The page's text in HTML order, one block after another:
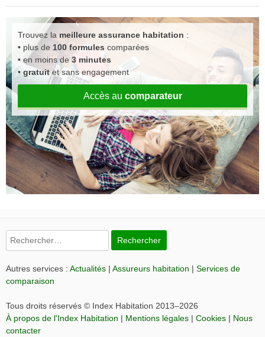
Trouvez la meilleure assurance habitation :
• plus de 100 formules comparées
• en moins de3 minutes
• gratuitet sans engagement
Accès au comparateur
Rechercher :
Autres services : Actualités | Assureurs habitation | Services de
comparaison
Tous droits réservés © Index Habitation 2013–2026
À propos de l'Index Habitation | Mentions légales | Cookies | Nous
contacter